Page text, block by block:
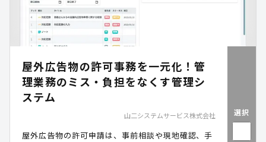
屋外広告物の許可事務を一元化！管
理業務のミス・負担をなくす管理シ
ステム
山二システムサービス株式会社
屋外広告物の許可申請は、事前相談や現地確認、手
選択